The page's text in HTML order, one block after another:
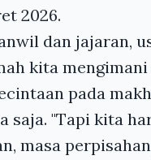
2026.
dan jajaran,
kita
pada
saja. "Tapi kita
masa